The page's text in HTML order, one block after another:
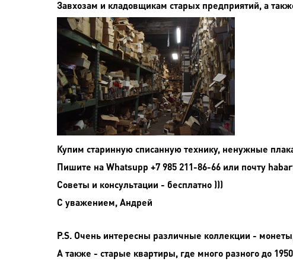
Завхозам и кладовщикам старых предприятий, а
Купим старинную списанную технику, ненужные
Пишите на Whatsupp +7 985 211-86-66 или почту
Советы и консультации - бесплатно )))
С уважением, Андрей
P.S. Очень интересны различные коллекции -
А также - старые квартиры, где много разного до